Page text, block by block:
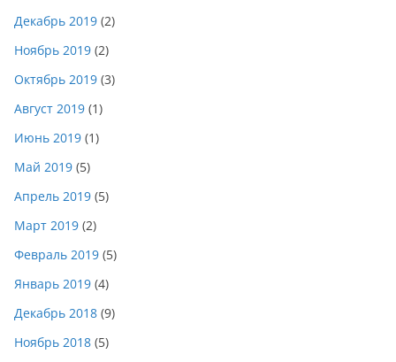
Декабрь 2019 (2)
Ноябрь 2019 (2)
Октябрь 2019 (3)
Август 2019 (1)
Июнь 2019 (1)
Май 2019 (5)
Апрель 2019 (5)
Март 2019 (2)
Февраль 2019 (5)
Январь 2019 (4)
Декабрь 2018 (9)
Ноябрь 2018 (5)